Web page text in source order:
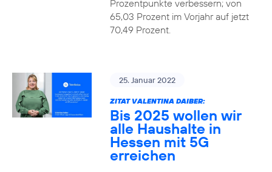
Prozentpunkte verbessern; von
65,03 Prozent im Vorjahr auf jetzt
70,49 Prozent.
25. Januar 2022
ZITAT VALENTINA DAIBER:
Bis 2025 wollen wir
alle Haushalte in
Hessen mit 5G
erreichen